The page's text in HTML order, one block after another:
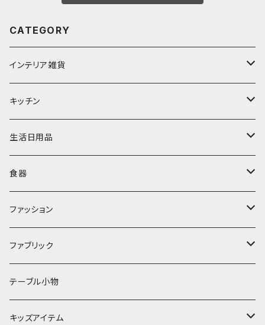
CATEGORY
インテリア雑貨
置物・オブジェ
ミラー
ぬいぐるみ
時計
フラワーベース
ランプ
キッチン
水筒・マグ
カトラリー
食器
その他
生活日用品
タオル・ハンカチ
キッチンクロス
その他
食器
コップ・マグカップ
プレート
ボウル
お茶碗
ファッション
バッグ
エプロン
財布・ポーチ
ファブリック
タオル
クッションカバー
テーブル小物
キッズアイテム